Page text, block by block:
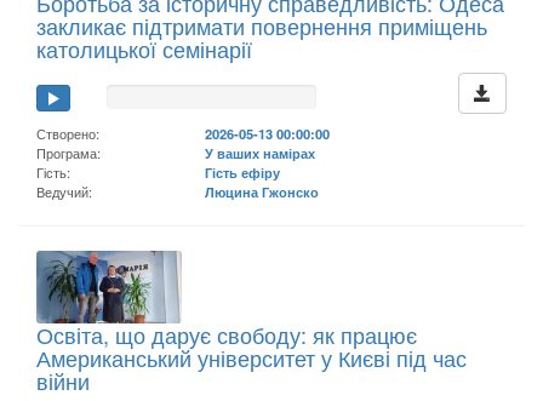
закликає підтримати повернення приміщень
католицької семінарії
Створено:
2026-05-13 00:00:00
Програма:
У ваших намірах
Гість:
Гість ефіру
Ведучий:
Люцина Гжонско
Освіта, що дарує свободу: як працює
Американський університет у Києві під час
війни